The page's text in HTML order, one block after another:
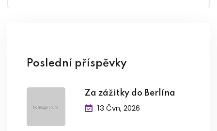
Poslední příspěvky
Za zážitky do Berlína
13 Čvn, 2026